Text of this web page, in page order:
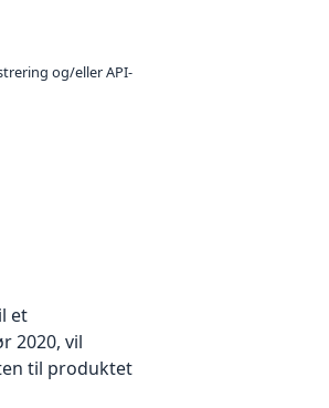
og/eller API-
et
2020, vil
til produktet